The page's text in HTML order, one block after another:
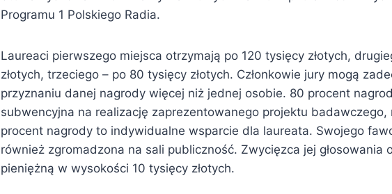
Programu 1 Polskiego Radia.
Laureaci pierwszego miejsca otrzymają po 120 tysięcy złotych,
złotych, trzeciego – po 80 tysięcy złotych. Członkowie jury mogą
przyznaniu danej nagrody więcej niż jednej osobie. 80 procent
subwencyjna na realizację zaprezentowanego projektu badawczego,
procent nagrody to indywidualne wsparcie dla laureata. Swojego
również zgromadzona na sali publiczność. Zwycięzca jej głosowania
pieniężną w wysokości 10 tysięcy złotych.